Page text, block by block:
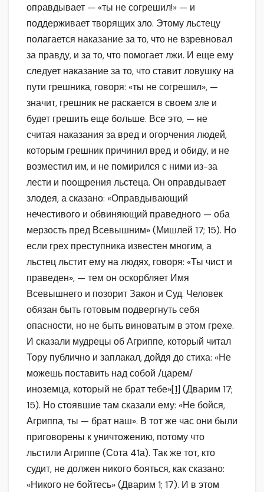
оправдывает — «ты не согрешил!» — и
поддерживает творящих зло. Этому льстецу
полагается наказание за то, что не взревновал
за правду, и за то, что помогает лжи. И еще ему
следует наказание за то, что ставит ловушку на
пути грешника, говоря: «ты не согрешил», —
значит, грешник не раскается в своем зле и
будет грешить еще больше. Все это, — не
считая наказания за вред и огорчения людей,
которым грешник причинил вред и обиду, и не
возместил им, и не помирился с ними из-за
лести и поощрения льстеца. Он оправдывает
злодея, а сказано: «Оправдывающий
нечестивого и обвиняющий праведного — оба
мерзость пред Всевышним» (Мишлей 17; 15). Но
если грех преступника известен многим, а
льстец льстит ему на людях, говоря: «Ты чист и
праведен», — тем он оскорбляет Имя
Всевышнего и позорит Закон и Суд. Человек
обязан быть готовым подвергнуть себя
опасности, но не быть виноватым в этом грехе.
И сказали мудрецы об Агриппе, который читал
Тору публично и заплакал, дойдя до стиха: «Не
можешь поставить над собой /царем/
иноземца, который не брат тебе»[1] (Дварим 17;
15). Но стоявшие там сказали ему: «Не бойся,
Агриппа, ты — брат наш». В тот же час они были
приговорены к уничтожению, потому что
льстили Агриппе (Сота 41а). Так же тот, кто
судит, не должен никого бояться, как сказано:
«Никого не бойтесь» (Дварим 1; 17). И в этом